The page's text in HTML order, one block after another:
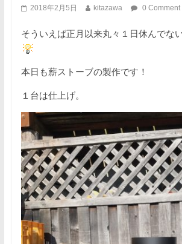
2018年2月5日 kitazawa 0 Comment
そういえば正月以来丸々１日休んでな
本日も薪ストーブの製作です！
１台は仕上げ。